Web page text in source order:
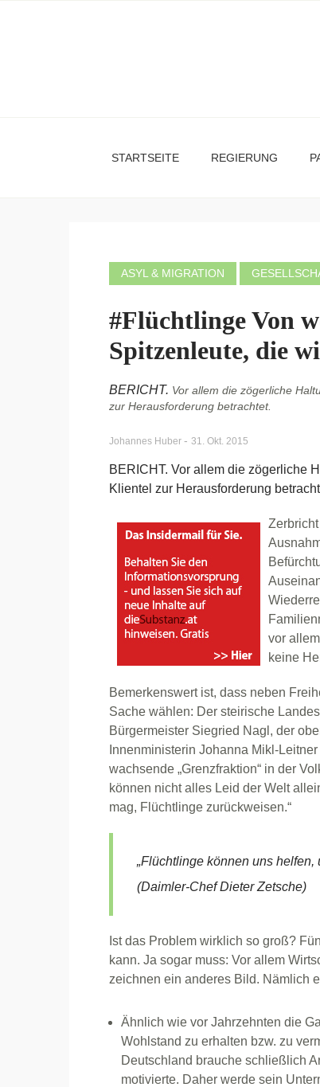
STARTSEITE REGIERUNG
ASYL & MIGRATION
#Flüchtlinge Von
Spitzenleute, die
BERICHT. Vor allem die zögerliche
zur Herausforderung betrachtet.
Johannes Huber - 31. Okt. 2015
BERICHT. Vor allem die zögerliche
Klientel zur Herausforderung
vor
keine
Bemerkenswert ist, dass neben
Sache wählen: Der steirische
Bürgermeister Siegried Nagl, der
Innenministerin Johanna Mikl-
wachsende „Grenzfraktion“ in der
können nicht alles Leid der Welt
mag, Flüchtlinge zurückweisen.“
„Flüchtlinge können uns helfen,
(Daimler-Chef Dieter Zetsche)
Ist das Problem wirklich so groß?
kann. Ja sogar muss: Vor allem
zeichnen ein anderes Bild. Nämlich
Ähnlich wie vor Jahrzehnten die
Wohlstand zu erhalten bzw. zu
Deutschland brauche schließlich
motivierte. Daher werde sein